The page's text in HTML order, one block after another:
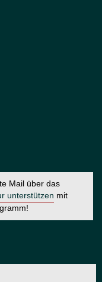
Mail über das
unterstützen mit